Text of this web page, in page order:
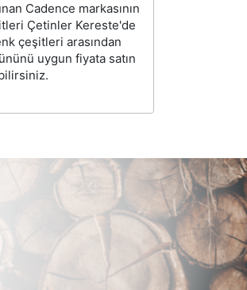
Cadence markasının
Çetinler Kereste'de
çeşitleri arasından
uygun fiyata satın